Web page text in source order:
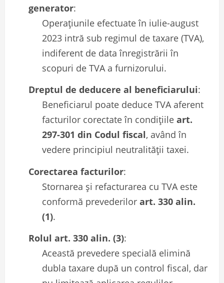
generator:
Operațiunile efectuate în iulie-august
2023 intră sub regimul de taxare (TVA),
indiferent de data înregistrării în
scopuri de TVA a furnizorului.
Dreptul de deducere al beneficiarului:
Beneficiarul poate deduce TVA aferent
facturilor corectate în condițiile art.
297-301 din Codul fiscal, având în
vedere principiul neutralității taxei.
Corectarea facturilor:
Stornarea și refacturarea cu TVA este
conformă prevederilor art. 330 alin.
(1).
Rolul art. 330 alin. (3):
Această prevedere specială elimină
dubla taxare după un control fiscal, dar